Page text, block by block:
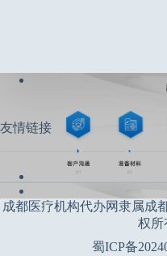
友情链接
成都医疗机构代办网隶属成
权所
蜀ICP备